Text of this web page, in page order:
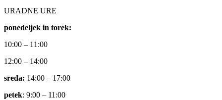
URADNE URE
ponedeljek in torek:
10:00 – 11:00
12:00 – 14:00
sreda: 14:00 – 17:00
petek: 9:00 – 11:00